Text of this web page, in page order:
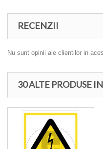
RECENZII
Nu sunt opinii ale clientilor in
30 ALTE PRODUSE